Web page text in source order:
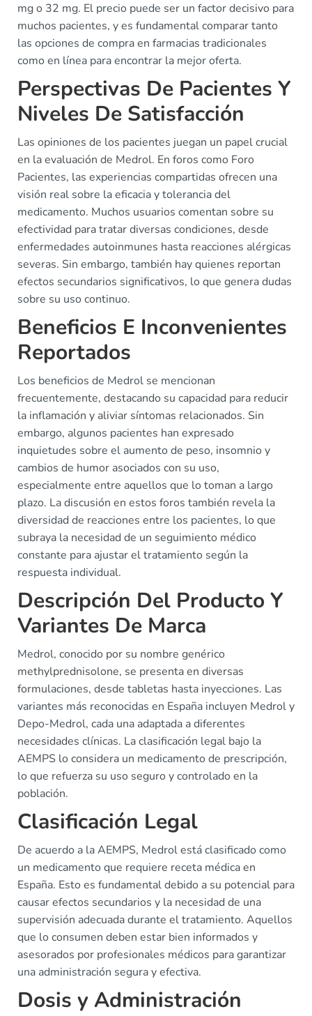
mg o 32 mg. El precio puede ser un factor decisivo para
muchos pacientes, y es fundamental comparar tanto
las opciones de compra en farmacias tradicionales
como en línea para encontrar la mejor oferta.
Perspectivas De Pacientes Y
Niveles De Satisfacción
Las opiniones de los pacientes juegan un papel crucial
en la evaluación de Medrol. En foros como Foro
Pacientes, las experiencias compartidas ofrecen una
visión real sobre la eficacia y tolerancia del
medicamento. Muchos usuarios comentan sobre su
efectividad para tratar diversas condiciones, desde
enfermedades autoinmunes hasta reacciones alérgicas
severas. Sin embargo, también hay quienes reportan
efectos secundarios significativos, lo que genera dudas
sobre su uso continuo.
Beneficios E Inconvenientes
Reportados
Los beneficios de Medrol se mencionan
frecuentemente, destacando su capacidad para reducir
la inflamación y aliviar síntomas relacionados. Sin
embargo, algunos pacientes han expresado
inquietudes sobre el aumento de peso, insomnio y
cambios de humor asociados con su uso,
especialmente entre aquellos que lo toman a largo
plazo. La discusión en estos foros también revela la
diversidad de reacciones entre los pacientes, lo que
subraya la necesidad de un seguimiento médico
constante para ajustar el tratamiento según la
respuesta individual.
Descripción Del Producto Y
Variantes De Marca
Medrol, conocido por su nombre genérico
methylprednisolone, se presenta en diversas
formulaciones, desde tabletas hasta inyecciones. Las
variantes más reconocidas en España incluyen Medrol y
Depo-Medrol, cada una adaptada a diferentes
necesidades clínicas. La clasificación legal bajo la
AEMPS lo considera un medicamento de prescripción,
lo que refuerza su uso seguro y controlado en la
población.
Clasificación Legal
De acuerdo a la AEMPS, Medrol está clasificado como
un medicamento que requiere receta médica en
España. Esto es fundamental debido a su potencial para
causar efectos secundarios y la necesidad de una
supervisión adecuada durante el tratamiento. Aquellos
que lo consumen deben estar bien informados y
asesorados por profesionales médicos para garantizar
una administración segura y efectiva.
Dosis y Administración